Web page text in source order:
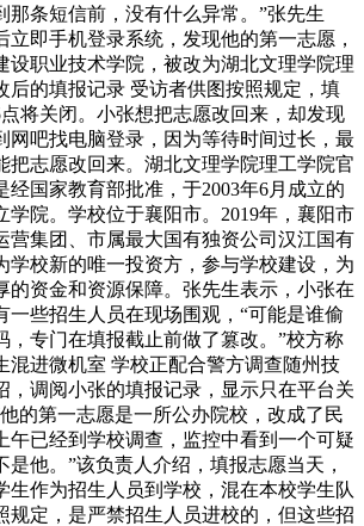
那条短信前，没有什么异常。”张先生
立即手机登录系统，发现他的第一志愿，
设职业技术学院，被改为湖北文理学院理
后的填报记录 受访者供图按照规定，填
将关闭。小张想把志愿改回来，却发现
网吧找电脑登录，因为等待时间过长，最
把志愿改回来。湖北文理学院理工学院官
经国家教育部批准，于2003年6月成立的
学院。学校位于襄阳市。2019年，襄阳市
营集团、市属最大国有独资公司汉江国有
学校新的唯一投资方，参与学校建设，为
的资金和资源保障。张先生表示，小张在
一些招生人员在现场围观，“可能是谁偷
，专门在填报截止前做了篡改。”校方称
混进微机室 学校正配合警方调查随州技
，调阅小张的填报记录，显示只在平台关
的第一志愿是一所公办院校，改成了民
午已经到学校调查，监控中看到一个可疑
是他。”该负责人介绍，填报志愿当天，
生作为招生人员到学校，混在本校学生队
规定，是严禁招生人员进校的，但这些招